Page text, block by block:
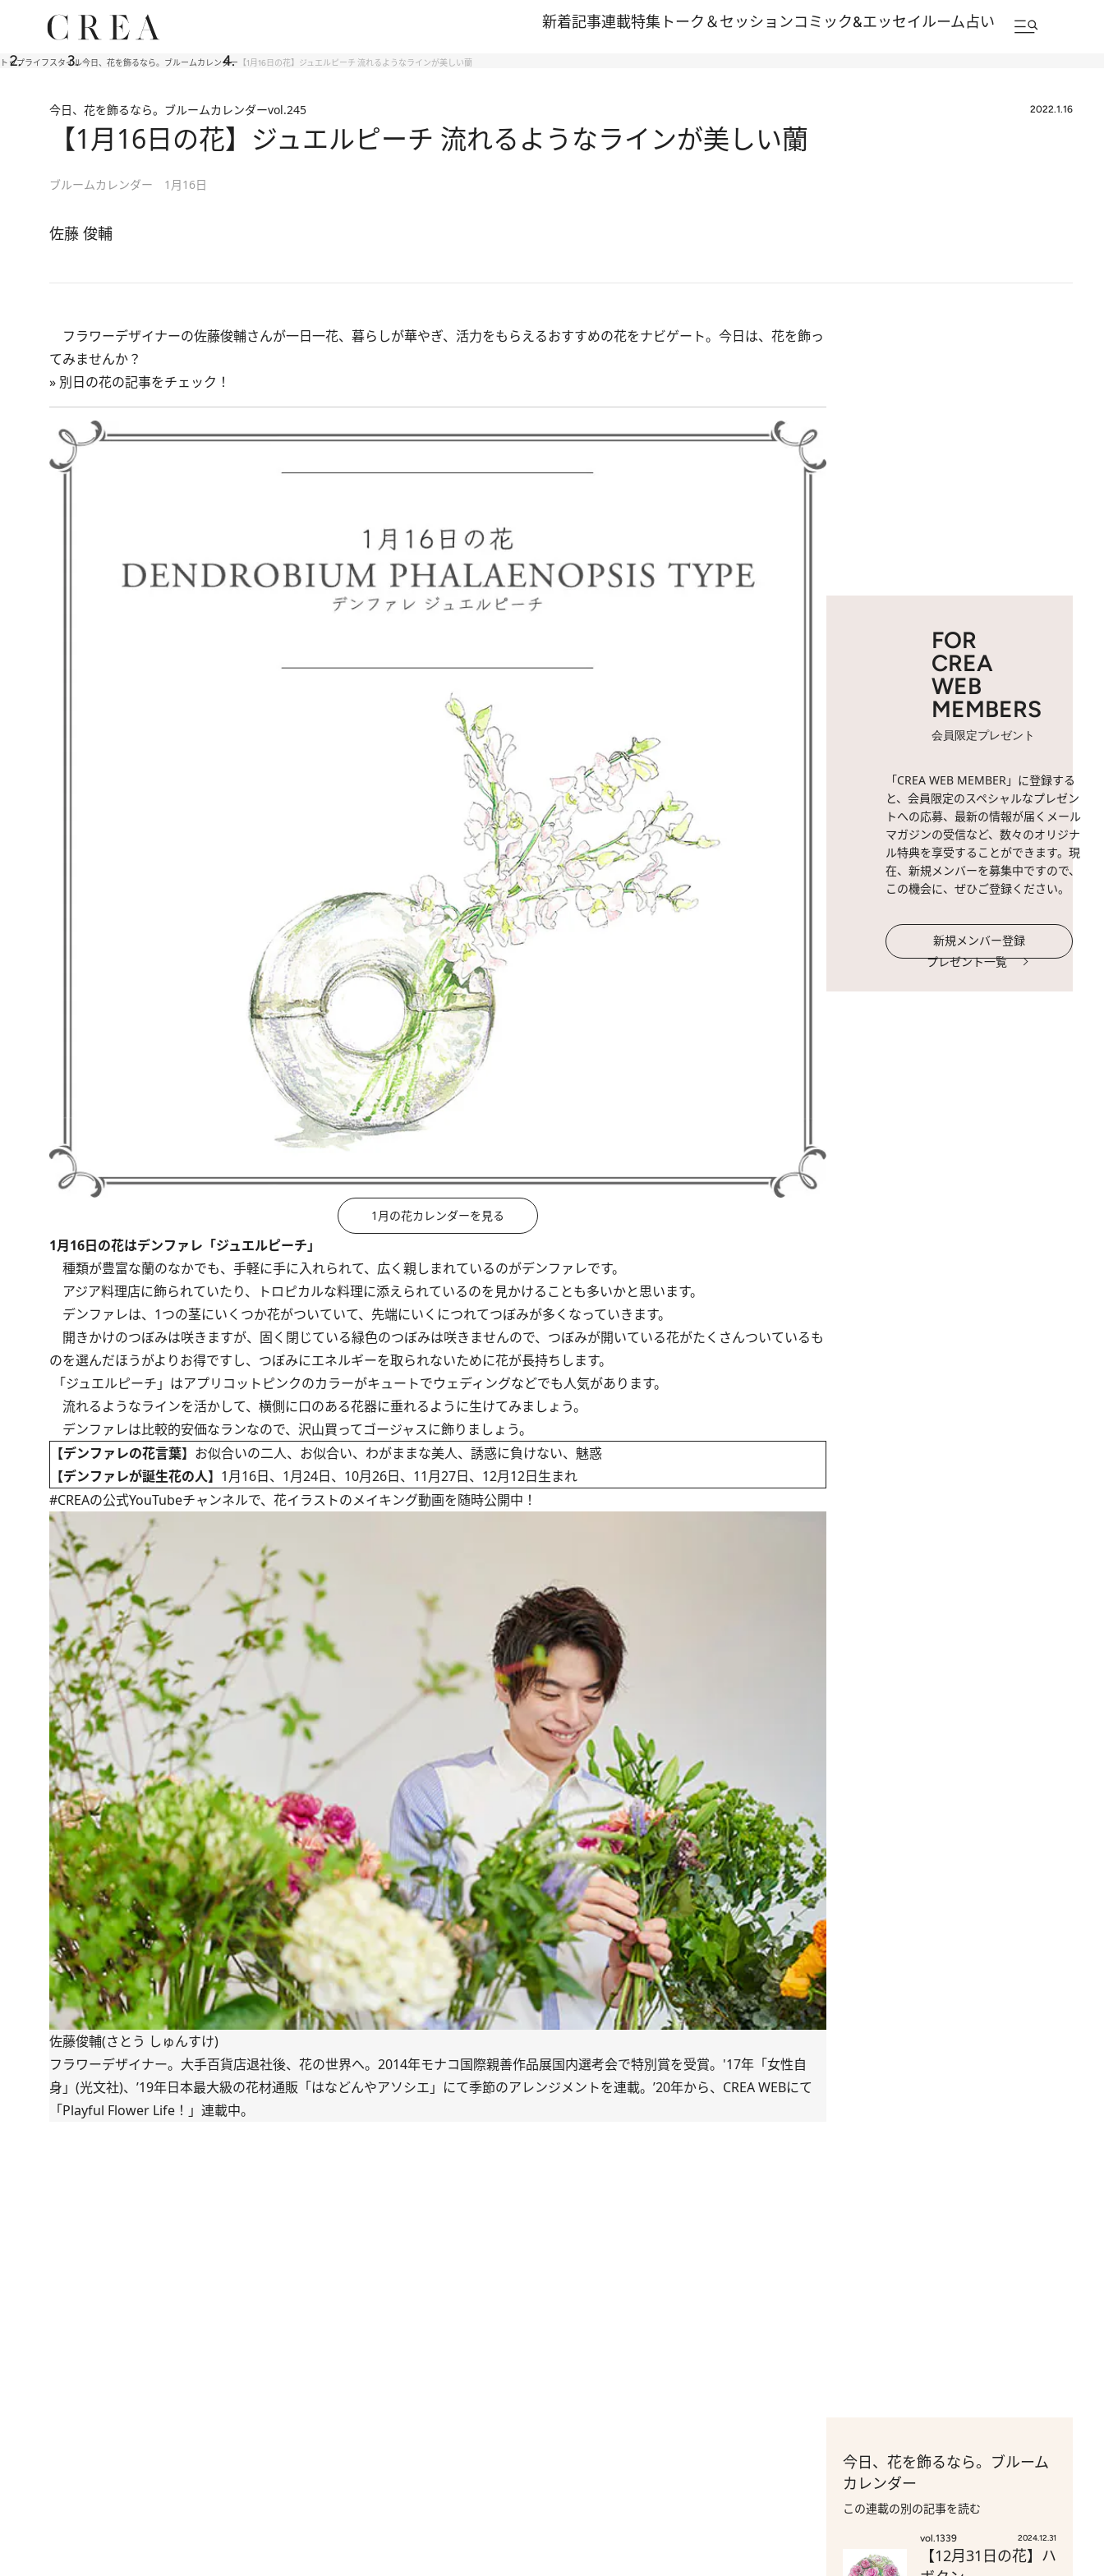
新着記事連載特集 トーク＆セッションコミック&エッセイルーム占い
トップライフスタイル今日、花を飾るなら。ブルームカレンダー 【1月16日の花】ジュエルピーチ 流れるようなラインが美しい蘭
今日、花を飾るなら。ブルームカレンダーvol.245 2022.1.16
【1月16日の花】ジュエルピーチ 流れるようなラインが美しい蘭
ブルームカレンダー 1月16日
佐藤 俊輔
フラワーデザイナーの佐藤俊輔さんが一日一花、暮らしが華やぎ、活力をもらえるおすすめの花をナビゲート。今日は、花を飾っ
てみませんか？
» 別日の花の記事をチェック！
1月の花カレンダーを見る
1月16日の花はデンファレ「ジュエルピーチ」
種類が豊富な蘭のなかでも、手軽に手に入れられて、広く親しまれているのがデンファレです。
アジア料理店に飾られていたり、トロピカルな料理に添えられているのを見かけることも多いかと思います。
デンファレは、1つの茎にいくつか花がついていて、先端にいくにつれてつぼみが多くなっていきます。
開きかけのつぼみは咲きますが、固く閉じている緑色のつぼみは咲きませんので、つぼみが開いている花がたくさんついているも
のを選んだほうがよりお得ですし、つぼみにエネルギーを取られないために花が長持ちします。
「ジュエルピーチ」はアプリコットピンクのカラーがキュートでウェディングなどでも人気があります。
流れるようなラインを活かして、横側に口のある花器に垂れるように生けてみましょう。
デンファレは比較的安価なランなので、沢山買ってゴージャスに飾りましょう。
【デンファレの花言葉】 お似合いの二人、お似合い、わがままな美人、誘惑に負けない、魅惑
【デンファレが誕生花の人】 1月16日、1月24日、10月26日、11月27日、12月12日生まれ
#CREAの公式YouTubeチャンネルで、花イラストのメイキング動画を随時公開中！
佐藤俊輔(さとう しゅんすけ)
フラワーデザイナー。大手百貨店退社後、花の世界へ。2014年モナコ国際親善作品展国内選考会で特別賞を受賞。'17年「女性自
身」(光文社)、’19年日本最大級の花材通販「はなどんやアソシエ 」にて季節のアレンジメントを連載。’20年から、CREA WEBにて
「Playful Flower Life！ 」連載中。
FOR
CREA
WEB
MEMBERS
会員限定プレゼント
「CREA WEB MEMBER」に登録する
と、会員限定のスペシャルなプレゼン
トへの応募、最新の情報が届くメール
マガジンの受信など、数々のオリジナ
ル特典を享受することができます。現
在、新規メンバーを募集中ですので、
この機会に、ぜひご登録ください。
新規メンバー登録
プレゼント一覧
今日、花を飾るなら。ブルーム
カレンダー
この連載の別の記事を読む
vol.1339 2024.12.31
【12月31日の花】ハ